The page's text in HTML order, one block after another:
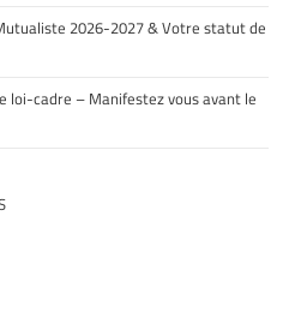
2026-2027 & Votre statut de
loi-cadre – Manifestez vous avant le